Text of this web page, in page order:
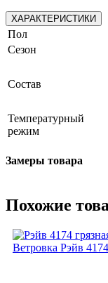
ХАРАКТЕРИСТИКИ
Пол
Сезон
Состав
Температурный
режим
Замеры товара
Похожие
Ветровка Рэйв